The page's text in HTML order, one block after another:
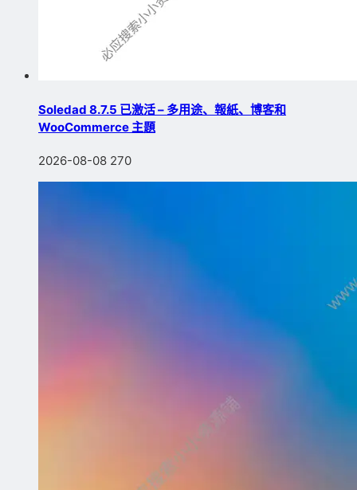
Soledad 8.7.5 已激活 – 多用途、報紙、博客和
WooCommerce 主題
2026-08-08 270